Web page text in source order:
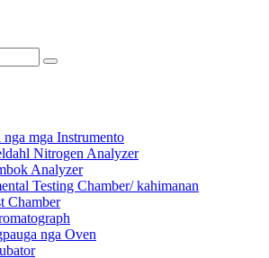
mga Instrumento
Nitrogen Analyzer
Analyzer
Testing Chamber/ kahimanan
Chamber
nga Oven